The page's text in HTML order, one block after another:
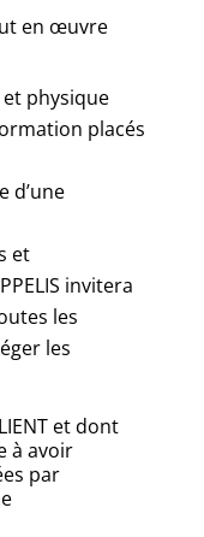
en œuvre
physique
placés
d’une
et
invitera
les
les
et dont
à avoir
par